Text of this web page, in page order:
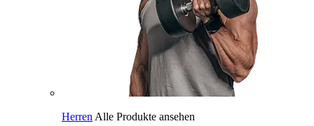
Herren Alle Produkte ansehen